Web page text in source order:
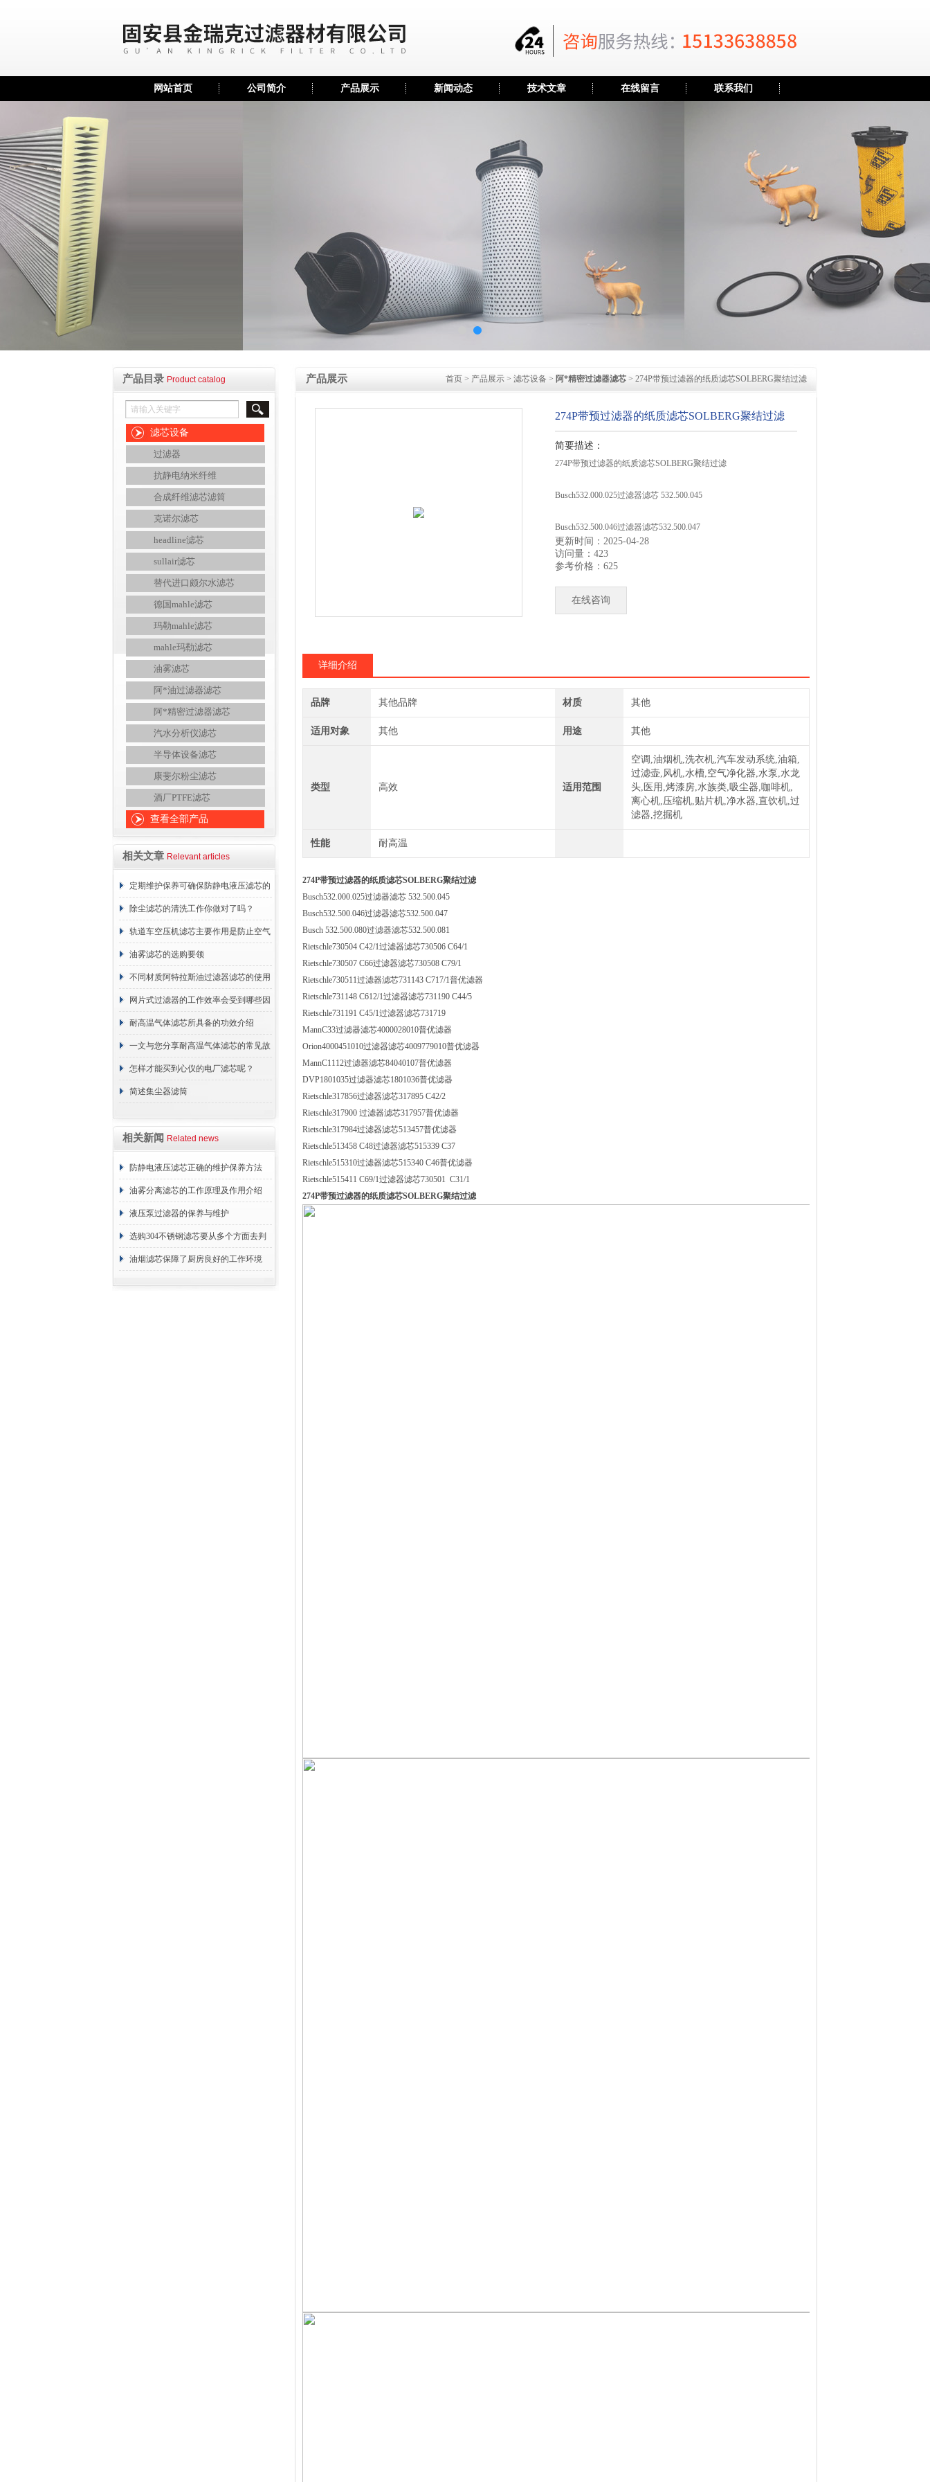
网站首页 公司简介 产品展示 新闻动态 技术文章 在线留言 联系我们
产品目录 Product catalog
滤芯设备
过滤器
抗静电纳米纤维
合成纤维滤芯滤筒
克诺尔滤芯
headline滤芯
sullair滤芯
替代进口颇尔水滤芯
德国mahle滤芯
玛勒mahle滤芯
mahle玛勒滤芯
油雾滤芯
阿*油过滤器滤芯
阿*精密过滤器滤芯
汽水分析仪滤芯
半导体设备滤芯
康斐尔粉尘滤芯
酒厂PTFE滤芯
查看全部产品
相关文章 Relevant articles
定期维护保养可确保防静电液压滤芯的
正常工作
除尘滤芯的清洗工作你做对了吗？
轨道车空压机滤芯主要作用是防止空气
中的杂质和油脂浓度升高
油雾滤芯的选购要领
不同材质阿特拉斯油过滤器滤芯的使用
周期区别介绍
网片式过滤器的工作效率会受到哪些因
素的影响？
耐高温气体滤芯所具备的功效介绍
一文与您分享耐高温气体滤芯的常见故
障相应解决方法
怎样才能买到心仪的电厂滤芯呢？
简述集尘器滤筒
相关新闻 Related news
防静电液压滤芯正确的维护保养方法
油雾分离滤芯的工作原理及作用介绍
液压泵过滤器的保养与维护
选购304不锈钢滤芯要从多个方面去判
断
油烟滤芯保障了厨房良好的工作环境
产品展示 首页 > 产品展示 > 滤芯设备 > 阿*精密过滤器滤芯 > 274P带预过滤器的纸质滤芯SOLBERG聚结过滤
274P带预过滤器的纸质滤芯SOLBERG聚结过滤
简要描述：
274P带预过滤器的纸质滤芯SOLBERG聚结过滤
Busch532.000.025过滤器滤芯 532.500.045
Busch532.500.046过滤器滤芯532.500.047
Busch 532.500.080过滤器滤芯532.500.081
更新时间：2025-04-28
访问量：423
参考价格：625
在线咨询
详细介绍
品牌 其他品牌 材质 其他
适用对象 其他 用途 其他
类型 高效 适用范围
空调,油烟机,洗衣机,汽车发动系统,油箱,
过滤壶,风机,水槽,空气净化器,水泵,水龙
头,医用,烤漆房,水族类,吸尘器,咖啡机,
离心机,压缩机,贴片机,净水器,直饮机,过
滤器,挖掘机
性能 耐高温
274P带预过滤器的纸质滤芯SOLBERG聚结过滤
Busch532.000.025过滤器滤芯 532.500.045
Busch532.500.046过滤器滤芯532.500.047
Busch 532.500.080过滤器滤芯532.500.081
Rietschle730504 C42/1过滤器滤芯730506 C64/1
Rietschle730507 C66过滤器滤芯730508 C79/1
Rietschle730511过滤器滤芯731143 C717/1普优滤器
Rietschle731148 C612/1过滤器滤芯731190 C44/5
Rietschle731191 C45/1过滤器滤芯731719
MannC33过滤器滤芯4000028010普优滤器
Orion4000451010过滤器滤芯4009779010普优滤器
MannC1112过滤器滤芯84040107普优滤器
DVP1801035过滤器滤芯1801036普优滤器
Rietschle317856过滤器滤芯317895 C42/2
Rietschle317900 过滤器滤芯317957普优滤器
Rietschle317984过滤器滤芯513457普优滤器
Rietschle513458 C48过滤器滤芯515339 C37
Rietschle515310过滤器滤芯515340 C46普优滤器
Rietschle515411 C69/1过滤器滤芯730501 C31/1
274P带预过滤器的纸质滤芯SOLBERG聚结过滤